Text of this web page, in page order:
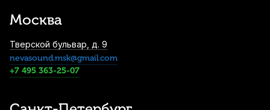
Москва
Тверской бульвар, д. 9
nevasound.msk@gmail.com
+7 495 363-25-07